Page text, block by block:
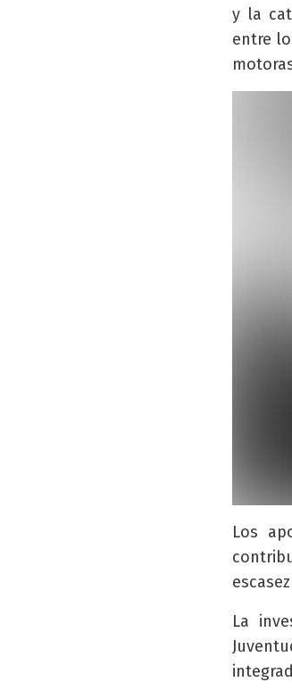
y la
entre
Los
La